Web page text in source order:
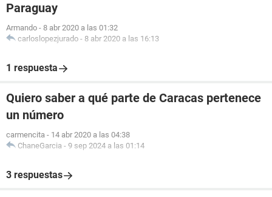
Paraguay
Armando - 8 abr 2020 a las 01:32
carloslopezjurado - 8 abr 2020 a las 16:13
1 respuesta
Quiero saber a qué parte de Caracas pertenece
un número
carmencita - 14 abr 2020 a las 04:38
ChaneGarcia - 9 sep 2024 a las 01:14
3 respuestas